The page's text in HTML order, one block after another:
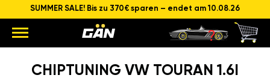
SUMMER SALE! Bis zu 370€ sparen – endet am 10.08.26
CHIPTUNING VW TOURAN 1.6I